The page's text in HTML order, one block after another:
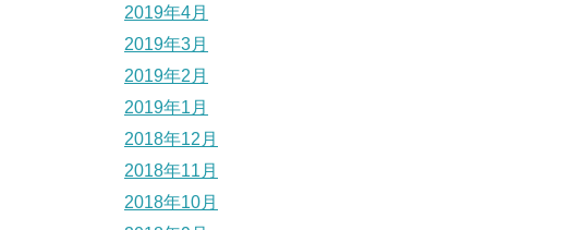
2019年4月
2019年3月
2019年2月
2019年1月
2018年12月
2018年11月
2018年10月